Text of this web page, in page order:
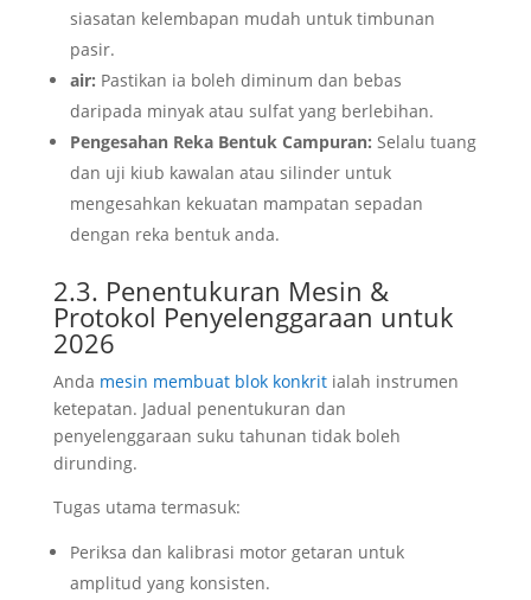
siasatan kelembapan mudah untuk timbunan
pasir.
air: Pastikan ia boleh diminum dan bebas
daripada minyak atau sulfat yang berlebihan.
Pengesahan Reka Bentuk Campuran: Selalu tuang
dan uji kiub kawalan atau silinder untuk
mengesahkan kekuatan mampatan sepadan
dengan reka bentuk anda.
2.3. Penentukuran Mesin &
Protokol Penyelenggaraan untuk
2026
Anda mesin membuat blok konkrit ialah instrumen
ketepatan. Jadual penentukuran dan
penyelenggaraan suku tahunan tidak boleh
dirunding.
Tugas utama termasuk:
Periksa dan kalibrasi motor getaran untuk
amplitud yang konsisten.